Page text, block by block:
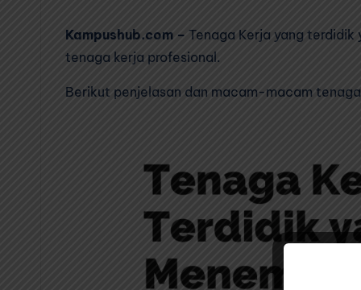
Kampushub.com – Tenaga Kerja yang terdidik
tenaga kerja profesional.
Berikut penjelasan dan macam-macam